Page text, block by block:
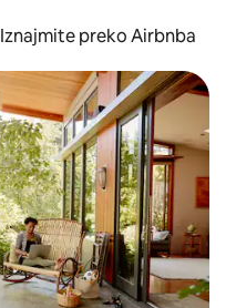
Iznajmite preko Airbnba